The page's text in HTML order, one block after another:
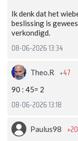
Ik denk dat het
beslissing is
verkondigd.
08-06-2026 13:34
Theo.R +47
90 : 45= 2
08-06-2026 13:18
Paulus98